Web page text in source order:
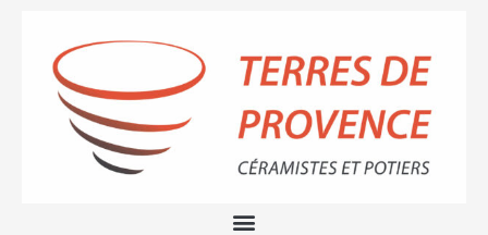
contenu